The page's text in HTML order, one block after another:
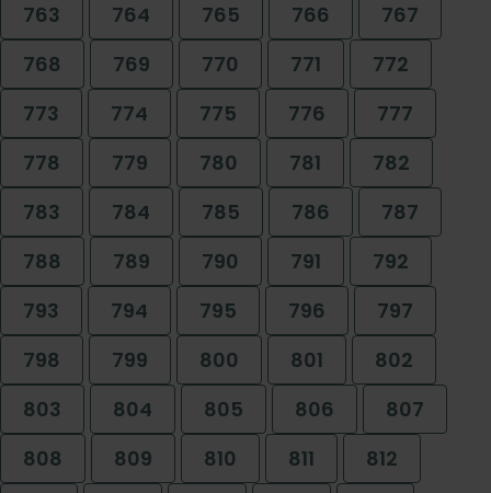
763
764 765 766
767
768
769 770 771
772
773
774 775 776
777
778
779 780 781
782
783
784 785 786
787
788
789 790 791
792
793
794 795 796
797
798
799 800 801
802
803
804 805 806
807
808
809 810 811
812